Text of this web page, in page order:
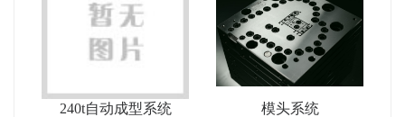
240t自动成型系统 模头系统